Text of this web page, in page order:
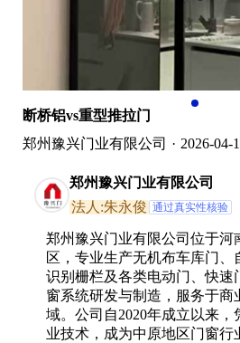
断桥铝vs重型推拉门
郑州豫兴门业有限公司 · 2026-04-
郑州豫兴门业有限公司
法人:朱永俊 通过真实性核验
郑州豫兴门业有限公司位于河
区，专业生产无机布车库门、
识别栅栏及各类电动门、快速
窗系统研发与制造，服务于商
域。公司自2020年成立以来，
业技术，成为中原地区门窗行